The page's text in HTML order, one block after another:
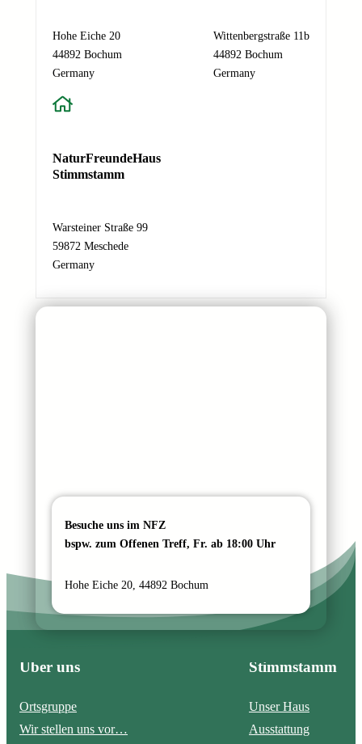
i
l
-
d
s
N
a
c
r
Hohe Eiche 20
44892 Bochum
Germany
Wittenbergstraße 11b
44892 Bochum
Germany
NaturFreundeHaus
Stimmstamm
Warsteiner Straße 99
59872 Meschede
Germany
Besuche uns im NFZ
bspw. zum Offenen Treff, Fr. ab 18:00 Uhr
Hohe Eiche 20, 44892 Bochum
Über uns
Ortsgruppe
Wir stellen uns vor…
Stimmstamm
Unser Haus
Ausstattung